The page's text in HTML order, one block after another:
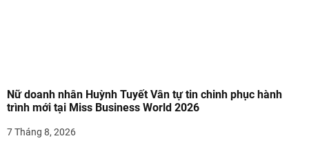
Nữ doanh nhân Huỳnh Tuyết Vân tự tin chinh phục hành
trình mới tại Miss Business World 2026
7 Tháng 8, 2026